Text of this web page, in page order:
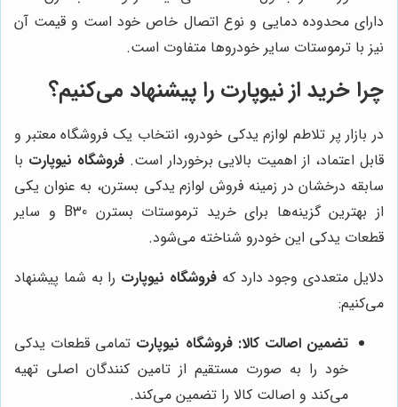
دارای محدوده دمایی و نوع اتصال خاص خود است و قیمت آن
نیز با ترموستات سایر خودروها متفاوت است.
چرا خرید از نیوپارت را پیشنهاد می‌کنیم؟
در بازار پر تلاطم لوازم یدکی خودرو، انتخاب یک فروشگاه معتبر و
قابل اعتماد، از اهمیت بالایی برخوردار است.فروشگاه نیوپارت با
سابقه درخشان در زمینه فروش لوازم یدکی بسترن، به عنوان یکی
از بهترین گزینه‌ها برای خرید ترموستات بسترن B30 و سایر
قطعات یدکی این خودرو شناخته می‌شود.
دلایل متعددی وجود دارد که فروشگاه نیوپارت را به شما پیشنهاد
می‌کنیم:
تضمین اصالت کالا: فروشگاه نیوپارت تمامی قطعات یدکی
خود را به صورت مستقیم از تامین کنندگان اصلی تهیه
می‌کند و اصالت کالا را تضمین می‌کند.